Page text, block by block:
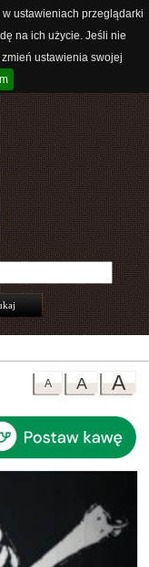
ustawieniach przeglądarki
na ich użycie. Jeśli nie
ustawienia swojej
A
A
A